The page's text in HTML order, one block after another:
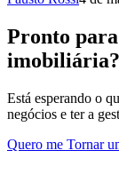
Pronto
imobiliária?
Está esperando o
negócios e ter a
Quero me Tornar